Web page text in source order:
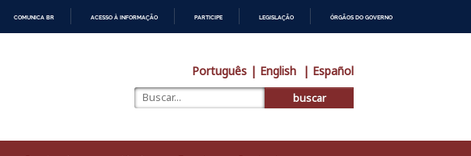
COMUNICA BR ACESSO À INFORMAÇÃO PARTICIPE LEGISLAÇÃO ÓRGÃOS DO GOVERNO
Português | English | Español
buscar